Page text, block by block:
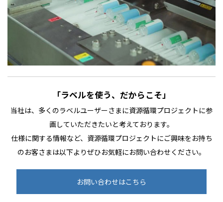
「ラベルを使う、だからこそ」
当社は、多くのラベルユーザーさまに資源循環プロジェクトに参
画していただきたいと考えております。
仕様に関する情報など、資源循環プロジェクトにご興味をお持ち
のお客さまは以下よりぜひお気軽にお問い合わせください。
お問い合わせはこちら